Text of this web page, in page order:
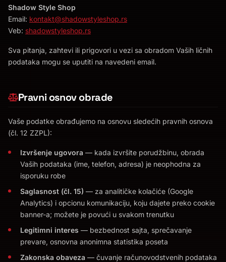
Shadow Style Shop
Email: kontakt@shadowstyleshop.rs
Veb: shadowstyleshop.rs
Sva pitanja, zahtevi ili prigovori u vezi sa obradom Vaših ličnih
podataka mogu se uputiti na navedeni email.
Pravni osnov obrade
Vaše podatke obrađujemo na osnovu sledećih pravnih osnova
(čl. 12 ZZPL):
Izvršenje ugovora — kada izvršite porudžbinu, obrada
Vaših podataka (ime, telefon, adresa) je neophodna za
isporuku robe
Saglasnost (čl. 15) — za analitičke kolačiće (Google
Analytics) i opcionu komunikaciju, koju dajete preko cookie
banner-a; možete je povući u svakom trenutku
Legitimni interes — bezbednost sajta, sprečavanje
prevare, osnovna anonimna statistika poseta
Zakonska obaveza — čuvanje računovodstvenih podataka